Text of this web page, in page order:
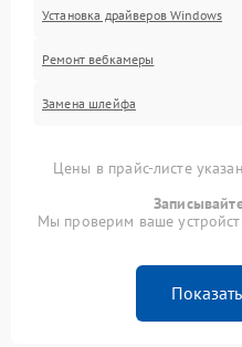
Установка драйверов Windows
Ремонт вебкамеры
Замена шлейфа
Цены в прайс-листе
Мы проверим ваше